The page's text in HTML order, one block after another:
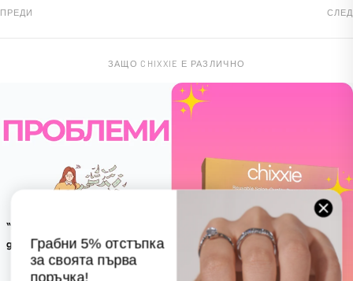
ПРЕДИ СЛЕД
ЗАЩО CHIXXIE Е РАЗЛИЧНО
Грабни 5% отстъпка
за своята първа
поръчка!